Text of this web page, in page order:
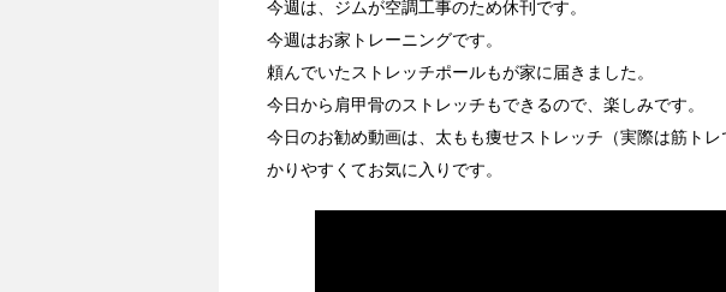
今週は、ジムが空調工事のため休刊です。
今週はお家トレーニングです。
頼んでいたストレッチポールもが家に届きました。
今日から肩甲骨のストレッチもできるので、楽しみです。
今日のお勧め動画は、太もも痩せストレッチ（実際は筋ト
かりやすくてお気に入りです。